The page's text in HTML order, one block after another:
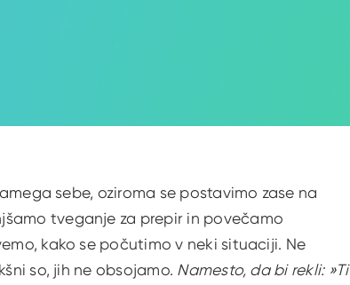
sebe, oziroma se postavimo zase na
tveganje za prepir in povečamo
kako se počutimo v neki situaciji. Ne
so, jih ne obsojamo. Namesto, da bi rekli: »Ti